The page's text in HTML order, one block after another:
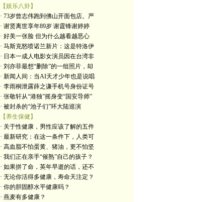
【娱乐八卦】
· 73岁曾志伟跑到佛山开面包店。严
· 谢贤离世享年89岁 谢霆锋谢婷婷
· 好美一张脸 但为什么越看越恶心
· 马斯克怒喷诺兰新片：这是特洛伊
· 日本一成人电影女演员因在台湾非
· 刘亦菲最想“删除”的一组照片，却
· 新闻人间：当AI天才少年也是说唱
· 李雨桐泄露薛之谦手机号身份证号
· 张敬轩从“港独”摇身变“国安导师”
· 被封杀的“池子们”环大陆巡演
【养生保健】
· 关于性健康，男性应该了解的五件
· 最新研究：在这一条件下，人类可
· 高血脂不怕蛋黄、猪油，更不怕坚
· 我们正在亲手“催熟”自己的孩子？
· 如果拼了命，英年早逝的话，还不
· 无论你活得多健康，寿命天注定？
· 你的胆固醇水平健康吗？
· 燕麦有多健康？